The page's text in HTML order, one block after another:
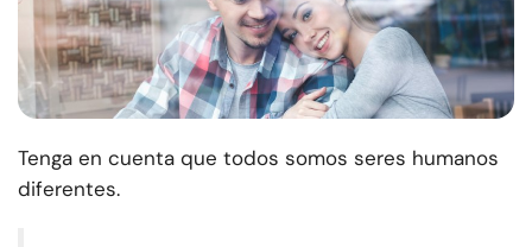
Tenga en cuenta que todos somos seres humanos
diferentes.